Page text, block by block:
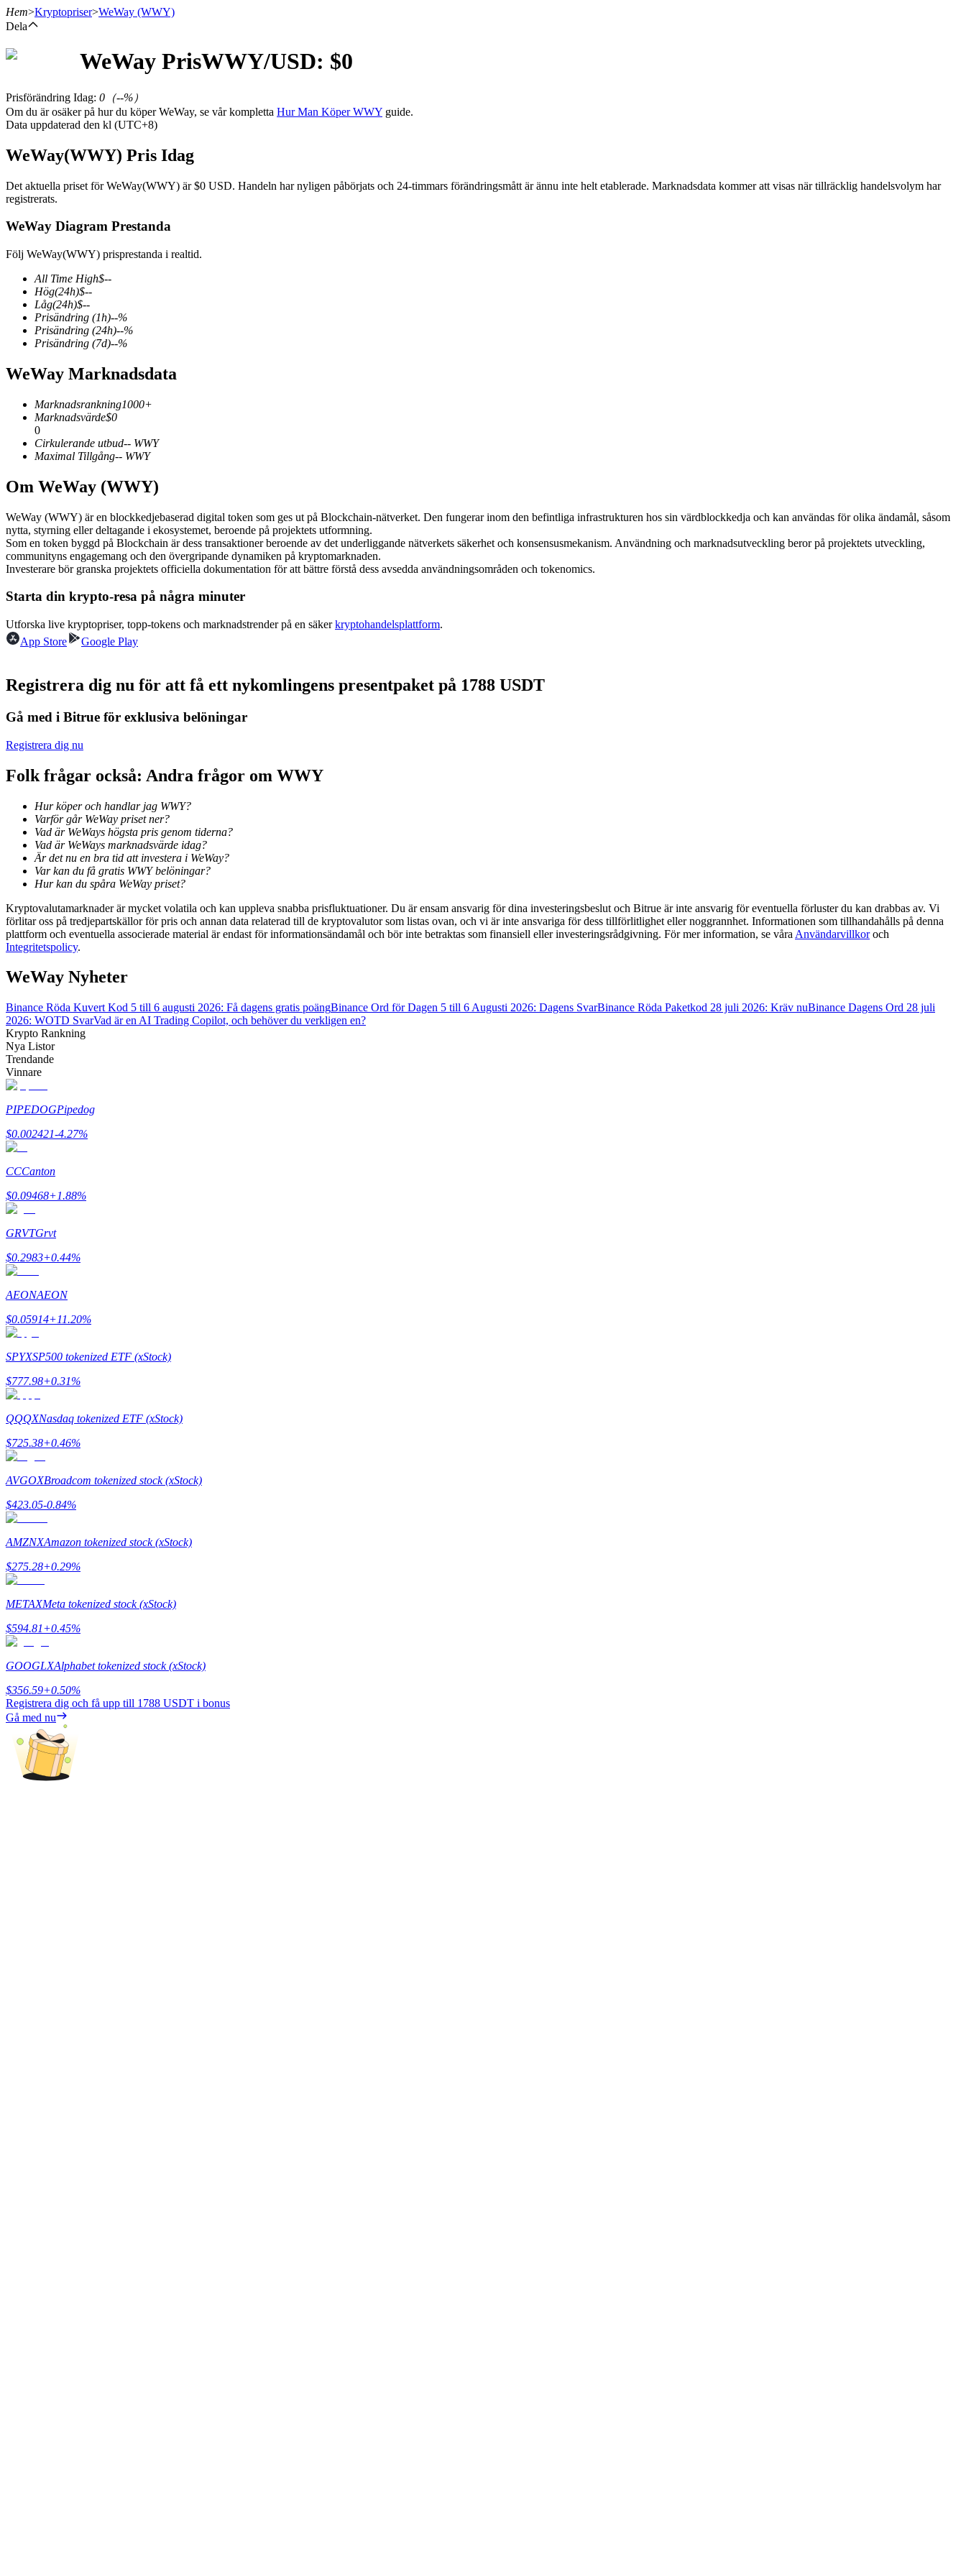
Futures för kryptovaluta
TradFi
Derivat för aktier, valuta, ädelmetaller och råvaror
USDC Futures
Kopiera Trading
Gå med de bästa handlarna
Bli en Copy Trader
Njut av vinstdelning och kopieringshandelsprovisioner
Big data-analys inklusive handelsinformation, etc.
Guide
Tjäna
Hem>Kryptopriser>WeWay (WWY)
Dela
WeWay PrisWWY/USD: $0
Prisförändring Idag: 0 （--%）
Om du är osäker på hur du köper WeWay, se vår kompletta Hur Man Köper WWY guide.
Data uppdaterad den kl (UTC+8)
WeWay(WWY) Pris Idag
Det aktuella priset för WeWay(WWY) är $0 USD. Handeln har nyligen påbörjats och 24-timmars förändringsmått är ännu inte helt etablerade. Marknadsdata kommer att visas när tillräcklig handelsvolym har
registrerats.
WeWay Diagram Prestanda
Följ WeWay(WWY) prisprestanda i realtid.
All Time High$--
Hög(24h)$--
Låg(24h)$--
Prisändring (1h)--%
Prisändring (24h)--%
Prisändring (7d)--%
WeWay Marknadsdata
Marknadsrankning1000+
Marknadsvärde$0
0
Cirkulerande utbud-- WWY
Maximal Tillgång-- WWY
Om WeWay (WWY)
WeWay (WWY) är en blockkedjebaserad digital token som ges ut på Blockchain-nätverket. Den fungerar inom den befintliga infrastrukturen hos sin värdblockkedja och kan användas för olika ändamål, såsom
nytta, styrning eller deltagande i ekosystemet, beroende på projektets utformning.
Som en token byggd på Blockchain är dess transaktioner beroende av det underliggande nätverkets säkerhet och konsensusmekanism. Användning och marknadsutveckling beror på projektets utveckling,
communityns engagemang och den övergripande dynamiken på kryptomarknaden.
Investerare bör granska projektets officiella dokumentation för att bättre förstå dess avsedda användningsområden och tokenomics.
Starta din krypto-resa på några minuter
Utforska live kryptopriser, topp-tokens och marknadstrender på en säkerkryptohandelsplattform.
App Store
Google Play
Registrera dig nu för att få ett nykomlingens presentpaket på 1788 USDT
Gå med i Bitrue för exklusiva belöningar
Registrera dig nu
Folk frågar också: Andra frågor om WWY
Hur köper och handlar jag WWY?
Varför går WeWay priset ner?
Vad är WeWays högsta pris genom tiderna?
Vad är WeWays marknadsvärde idag?
Är det nu en bra tid att investera i WeWay?
Var kan du få gratis WWY belöningar?
Hur kan du spåra WeWay priset?
Kryptovalutamarknader är mycket volatila och kan uppleva snabba prisfluktuationer. Du är ensam ansvarig för dina investeringsbeslut och Bitrue är inte ansvarig för eventuella förluster du kan drabbas av. Vi
förlitar oss på tredjepartskällor för pris och annan data relaterad till de kryptovalutor som listas ovan, och vi är inte ansvariga för dess tillförlitlighet eller noggrannhet. Informationen som tillhandahålls på denna
plattform och eventuella associerade material är endast för informationsändamål och bör inte betraktas som finansiell eller investeringsrådgivning. För mer information, se våra Användarvillkoroch
Integritetspolicy.
WeWay Nyheter
Binance Röda Kuvert Kod 5 till 6 augusti 2026: Få dagens gratis poängBinance Ord för Dagen 5 till 6 Augusti 2026: Dagens SvarBinance Röda Paketkod 28 juli 2026: Kräv nuBinance Dagens Ord 28 juli
2026: WOTD SvarVad är en AI Trading Copilot, och behöver du verkligen en?
Krypto Rankning
Nya Listor
Trendande
Vinnare
PIPEDOGPipedog
$0.002421-4.27%
CCCanton
$0.09468+1.88%
GRVTGrvt
$0.2983+0.44%
AEONAEON
$0.05914+11.20%
SPYXSP500 tokenized ETF (xStock)
$777.98+0.31%
QQQXNasdaq tokenized ETF (xStock)
$725.38+0.46%
AVGOXBroadcom tokenized stock (xStock)
$423.05-0.84%
AMZNXAmazon tokenized stock (xStock)
$275.28+0.29%
METAXMeta tokenized stock (xStock)
$594.81+0.45%
GOOGLXAlphabet tokenized stock (xStock)
$356.59+0.50%
Registrera dig och få upp till 1788 USDT i bonus
Gå med nu